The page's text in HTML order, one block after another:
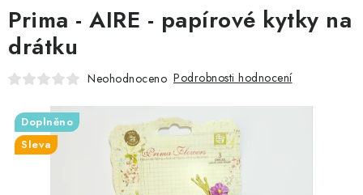
VŠECHNO ZBOŽÍ
KNIHAŘSKÝ MATERIÁL
OBLÍBENÉ ♥️
Prima - AIRE - papírové kytky na
drátku
Neohodnoceno Podrobnosti hodnocení
Doplněno
Sleva